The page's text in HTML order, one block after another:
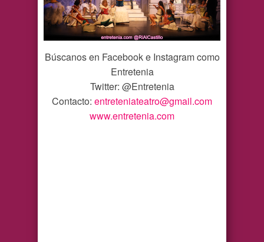
Búscanos en Facebook e Instagram como
Entretenia
Twitter: @Entretenia
Contacto: entreteniateatro@gmail.com
www.entretenia.com